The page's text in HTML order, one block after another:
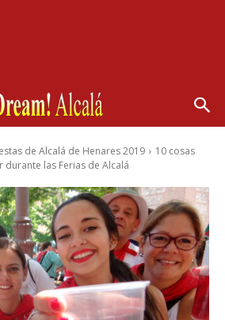
de Alcalá de Henares 2019
10 cosas
las Ferias de Alcalá